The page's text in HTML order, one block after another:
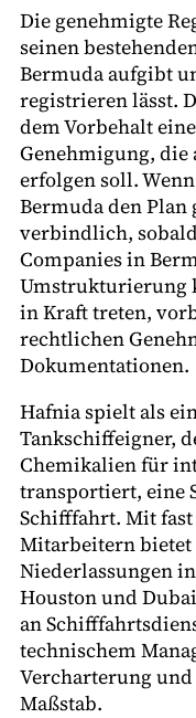
Die genehmigte
seinen
Bermuda aufgibt
registrieren lässt.
dem Vorbehalt
Genehmigung, die
erfolgen soll.
Bermuda den
verbindlich,
Companies in
Umstrukturierung
in Kraft treten,
rechtlichen
Dokumentationen.
Hafnia spielt als
Tankschiffeigner,
Chemikalien für
transportiert, eine
Schifffahrt. Mit fast
Mitarbeitern bietet
Niederlassungen
Houston und
an
technischem
Vercharterung
Maßstab.